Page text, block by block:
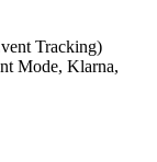
Tracking)
Mode, Klarna,